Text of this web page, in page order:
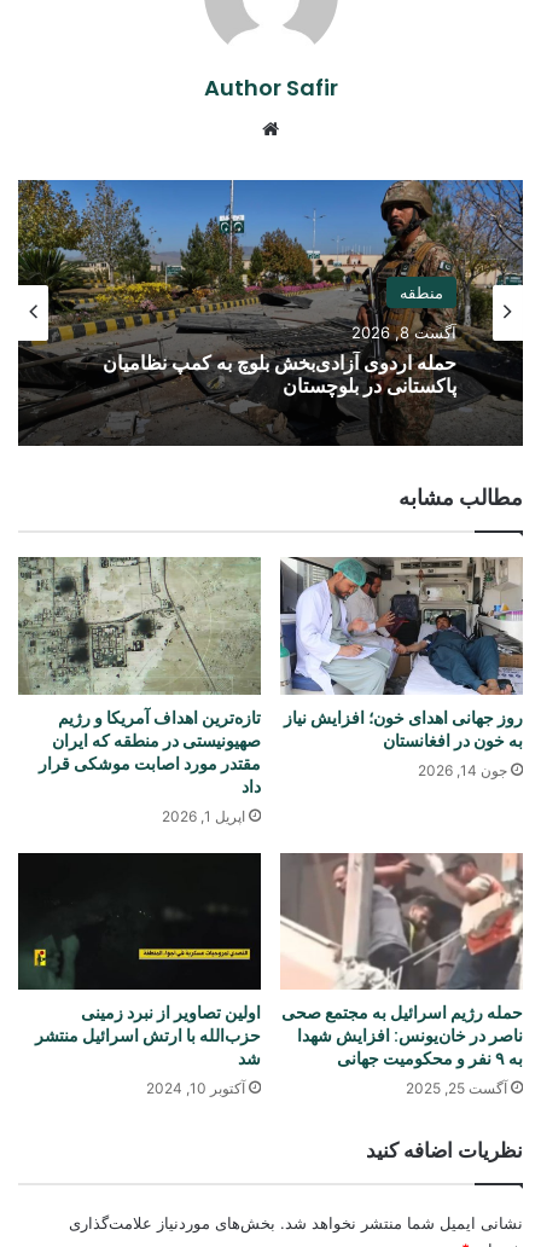
Author Safir
منطقه
آگست 8, 2026
حمله اردوی آزادی‌بخش بلوچ به کمپ نظامیان
پاکستانی در بلوچستان
مطالب مشابه
روز جهانی اهدای خون؛ افزایش نیاز
به خون در افغانستان
جون 14, 2026
تازه‌ترین اهداف آمریکا و رژیم
صهیونیستی در منطقه که ایران
مقتدر مورد اصابت موشکی قرار
داد
اپریل 1, 2026
حمله رژیم اسرائیل به مجتمع صحی
ناصر در خان‌یونس: افزایش شهدا
به ۹ نفر و محکومیت جهانی
آگست 25, 2025
اولین تصاویر از نبرد زمینی
حزب‌الله با ارتش اسرائیل منتشر
شد
آکتوبر 10, 2024
نظریات اضافه کنید
نشانی ایمیل شما منتشر نخواهد شد. بخش‌های موردنیاز علامت‌گذاری